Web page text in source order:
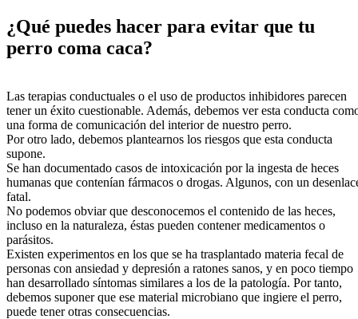
¿Qué puedes hacer para evitar que tu
perro coma caca?
Las terapias conductuales o el uso de productos inhibidores parecen
tener un éxito cuestionable. Además, debemos ver esta conducta
una forma de comunicación del interior de nuestro perro.
Por otro lado, debemos plantearnos los riesgos que esta conducta
supone.
Se han documentado casos de intoxicación por la ingesta de heces
humanas que contenían fármacos o drogas. Algunos, con un
fatal.
No podemos obviar que desconocemos el contenido de las heces,
incluso en la naturaleza, éstas pueden contener medicamentos o
parásitos.
Existen experimentos en los que se ha trasplantado materia fecal de
personas con ansiedad y depresión a ratones sanos, y en poco tiempo
han desarrollado síntomas similares a los de la patología. Por tanto,
debemos suponer que ese material microbiano que ingiere el perro,
puede tener otras consecuencias.